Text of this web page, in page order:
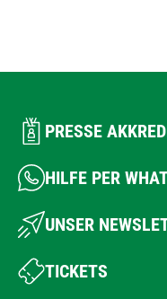
PRESSE
HILFE PER
UNSER
TICKETS